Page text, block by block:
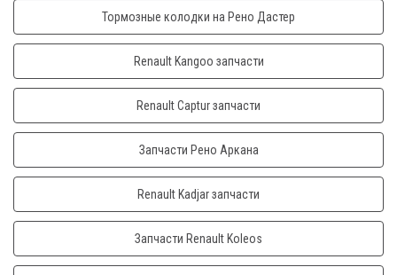
Тормозные колодки на Рено Дастер
Renault Kangoo запчасти
Renault Captur запчасти
Запчасти Рено Аркана
Renault Kadjar запчасти
Запчасти Renault Koleos